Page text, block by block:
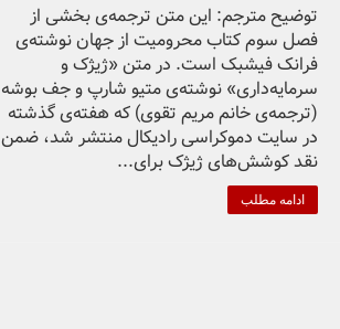
توضیح مترجم: این متن ترجمه‌ی بخشی از
فصل سوم کتاب محرومیت از جهان نوشته‌ی
فرانک فیشبک است. در متن «ژیژک و
سرمایه‌داری» نوشته‌ی متیو شارپ و جف بوشه
(ترجمه‌ی خانم مریم تقوی) که هفته‌ی گذشته
در سایت دموکراسی رادیکال منتشر شد، ضمن
نقد کوشش‌های ژیژک برای...
ادامه مطلب